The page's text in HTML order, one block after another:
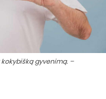
gyvenimą. –